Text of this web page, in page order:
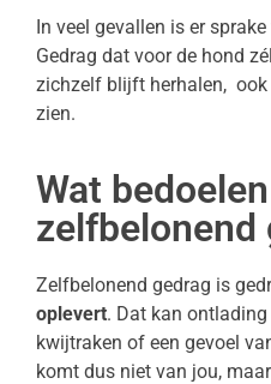
In veel gevallen is er
Gedrag dat voor de hond
zichzelf blijft herhalen, ook
zien.
Wat
zelfbelonend
Zelfbelonend gedrag is
oplevert. Dat kan
kwijtraken of een gevoel
komt dus niet van jou, maar